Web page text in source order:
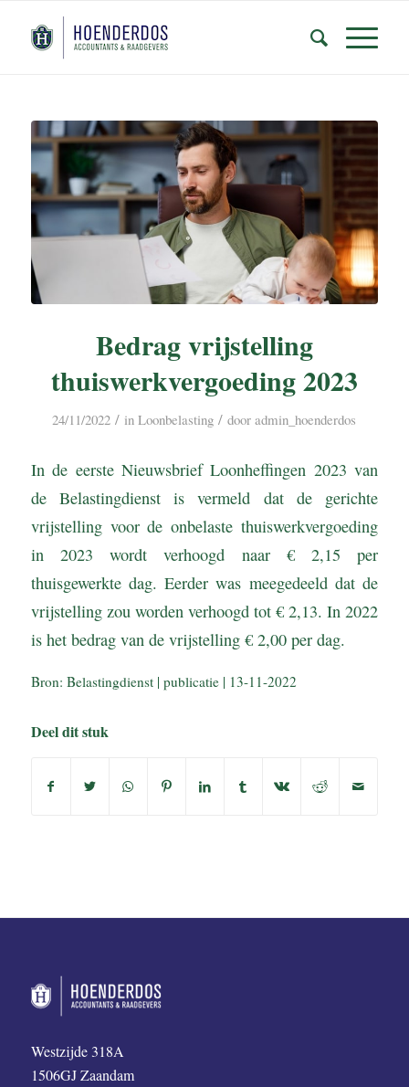
Bedrag vrijstelling
thuiswerkvergoeding 2023
24/11/2022 / inLoonbelasting / dooradmin_hoenderdos
In de eerste Nieuwsbrief Loonheffingen 2023 van
de Belastingdienst is vermeld dat de gerichte
vrijstelling voor de onbelaste thuiswerkvergoeding
in 2023 wordt verhoogd naar € 2,15 per
thuisgewerkte dag. Eerder was meegedeeld dat de
vrijstelling zou worden verhoogd tot € 2,13. In 2022
is het bedrag van de vrijstelling € 2,00 per dag.
Bron: Belastingdienst | publicatie | 13-11-2022
Deel dit stuk
Westzijde 318A
1506GJ Zaandam